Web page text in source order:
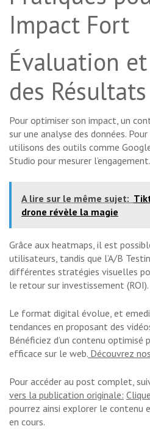
Impact Fort
Évaluation
des Résultats
Pour optimiser son impact, un
sur une analyse des données.
utilisons des outils comme
Studio pour mesurer l’engagement.
A lire sur le même sujet:
drone révèle la magie
Grâce aux heatmaps, il est
utilisateurs, tandis que l’A/B
différentes stratégies visuelles
le retour sur investissement (ROI).
Le format digital évolue, et
tendances en proposant des
Bénéficiez d’un contenu optimisé
efficace sur le web. Découvrez
Pour accéder au post complet,
vers la publication originale:
pourrez ainsi explorer le contenu
en cours.